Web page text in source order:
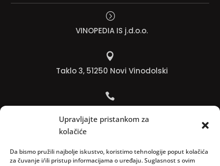
Upravljajte pristankom za
kolačiće
Da bismo pružili najbolje iskustvo, koristimo tehnologije poput kolačića
za čuvanje i/ili pristup informacijama o uređaju. Suglasnost s ovim
=
VINOPEDIA IS j.d.o.o.

Taklo 3, 51250 Novi Vinodolski

Jadranko +385 91 501 4218